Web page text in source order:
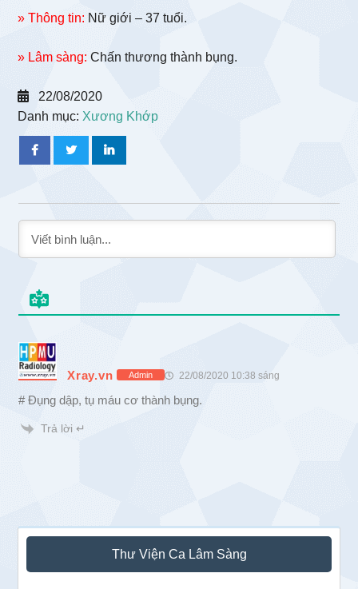
» Thông tin: Nữ giới – 37 tuổi.
» Lâm sàng: Chấn thương thành bụng.
22/08/2020
Danh mục: Xương Khớp
Xray.vn Admin 22/08/2020 10:38 sáng
# Đụng dập, tụ máu cơ thành bụng.
Trả lời ↵
Sidebar
chính
Thư Viện Ca Lâm Sàng